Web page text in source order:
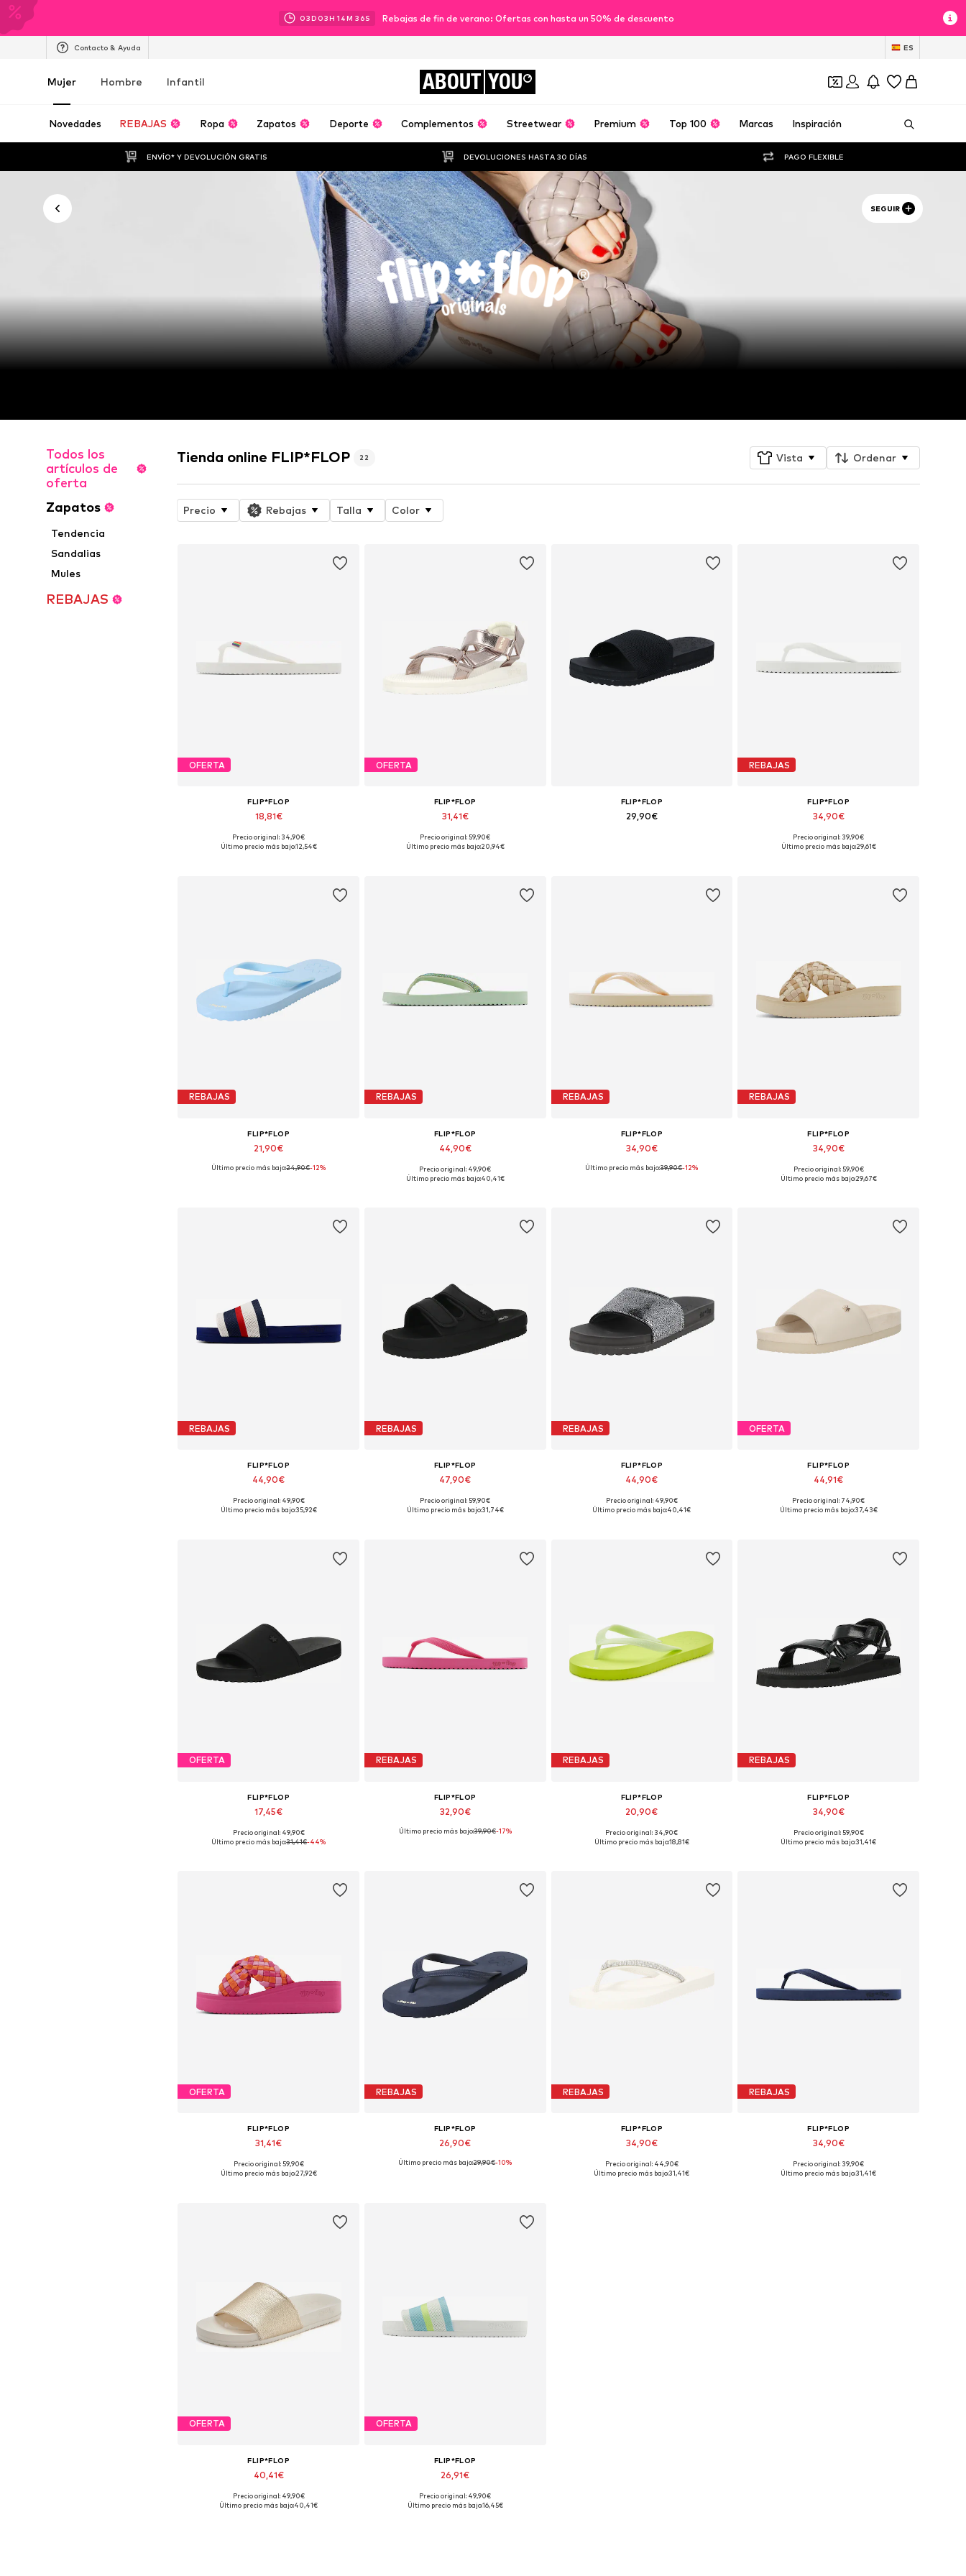
03D 03H 14M 35S Rebajas de fin de verano: Ofertas con hasta un 50% de descuento
Contacto & Ayuda ES
Mujer Hombre Infantil ABOUT YOU
Novedades REBAJAS Ropa Zapatos Deporte Complementos Streetwear Premium Top 100 Marcas Inspiración
ENVÍO* Y DEVOLUCIÓN GRATIS DEVOLUCIONES HASTA 30 DÍAS PAGO FLEXIBLE
SEGUIR
Todos los
artículos de
oferta
Zapatos
Tendencia
Sandalias
Mules
REBAJAS
Tienda online FLIP*FLOP 22 Vista Ordenar
Precio Rebajas Talla Color
OFERTA
FLIP*FLOP
18,81€
Tallas disponibles: 36, 37, 38, 40, 41
Precio original: 34,90€
Último precio más bajo:12,54€
OFERTA
FLIP*FLOP
31,41€
Tallas disponibles: 36, 37, 38, 40
Precio original: 59,90€
Último precio más bajo:20,94€
FLIP*FLOP
29,90€
REBAJAS
FLIP*FLOP
34,90€
Tallas disponibles: 36, 39, 40, 41
Precio original: 39,90€
Último precio más bajo:29,61€
REBAJAS
FLIP*FLOP
21,90€
Tallas disponibles: 41
Último precio más bajo:24,90€-12%
REBAJAS
FLIP*FLOP
44,90€
Tallas disponibles: 36
Precio original: 49,90€
Último precio más bajo:40,41€
REBAJAS
FLIP*FLOP
34,90€
Tallas disponibles: 36
Último precio más bajo:39,90€-12%
REBAJAS
FLIP*FLOP
34,90€
Tallas disponibles: 36, 40, 42
Precio original: 59,90€
Último precio más bajo:29,67€
REBAJAS
FLIP*FLOP
44,90€
Tallas disponibles: 37, 39, 40
Precio original: 49,90€
Último precio más bajo:35,92€
REBAJAS
FLIP*FLOP
47,90€
Tallas disponibles: 40
Precio original: 59,90€
Último precio más bajo:31,74€
REBAJAS
FLIP*FLOP
44,90€
Tallas disponibles: 37, 40
Precio original: 49,90€
Último precio más bajo:40,41€
OFERTA
FLIP*FLOP
44,91€
Tallas disponibles: 37, 39, 40
Precio original: 74,90€
Último precio más bajo:37,43€
OFERTA
FLIP*FLOP
17,45€
Tallas disponibles: 36
Precio original: 49,90€
Último precio más bajo:31,41€-44%
REBAJAS
FLIP*FLOP
32,90€
Tallas disponibles: 37
Último precio más bajo:39,90€-17%
REBAJAS
FLIP*FLOP
20,90€
Tallas disponibles: 36, 37
Precio original: 34,90€
Último precio más bajo:18,81€
REBAJAS
FLIP*FLOP
34,90€
Tallas disponibles: 36, 37
Precio original: 59,90€
Último precio más bajo:31,41€
OFERTA
FLIP*FLOP
31,41€
Tallas disponibles: 41
Precio original: 59,90€
Último precio más bajo:27,92€
REBAJAS
FLIP*FLOP
26,90€
Tallas disponibles: 36
Último precio más bajo:29,90€-10%
REBAJAS
FLIP*FLOP
34,90€
Tallas disponibles: 38
Precio original: 44,90€
Último precio más bajo:31,41€
REBAJAS
FLIP*FLOP
34,90€
Tallas disponibles: 37
Precio original: 39,90€
Último precio más bajo:31,41€
OFERTA
FLIP*FLOP
40,41€
Tallas disponibles: 36, 40
Precio original: 49,90€
Último precio más bajo:40,41€
OFERTA
FLIP*FLOP
26,91€
Tallas disponibles: 39
Precio original: 49,90€
Último precio más bajo:16,45€